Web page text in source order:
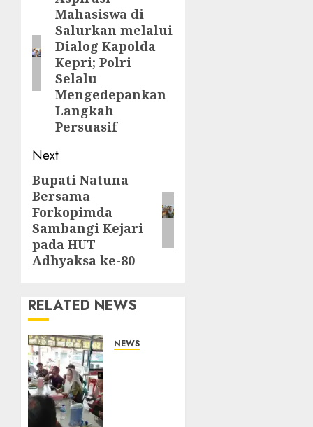
post:Mahasiswa di
Salurkan melalui
Dialog Kapolda
Kepri; Polri
Selalu
Mengedepankan
Langkah
Persuasif
Next
Next
post:
Bupati Natuna
Bersama
Forkopimda
Sambangi Kejari
pada HUT
Adhyaksa ke-80
RELATED NEWS
NEWS